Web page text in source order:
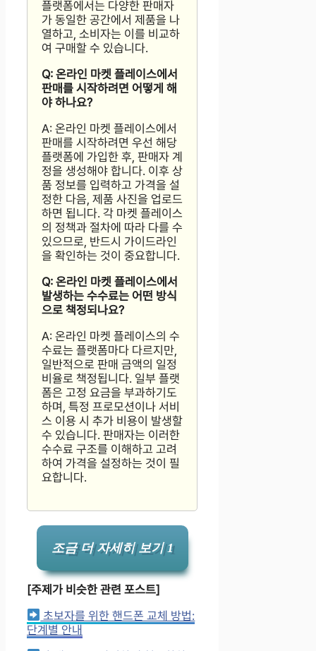
플랫폼에서는 다양한 판매자
가 동일한 공간에서 제품을 나
열하고, 소비자는 이를 비교하
여 구매할 수 있습니다.
Q: 온라인 마켓 플레이스에서
판매를 시작하려면 어떻게 해
야 하나요?
A: 온라인 마켓 플레이스에서
판매를 시작하려면 우선 해당
플랫폼에 가입한 후, 판매자 계
정을 생성해야 합니다. 이후 상
품 정보를 입력하고 가격을 설
정한 다음, 제품 사진을 업로드
하면 됩니다. 각 마켓 플레이스
의 정책과 절차에 따라 다를 수
있으므로, 반드시 가이드라인
을 확인하는 것이 중요합니다.
Q: 온라인 마켓 플레이스에서
발생하는 수수료는 어떤 방식
으로 책정되나요?
A: 온라인 마켓 플레이스의 수
수료는 플랫폼마다 다르지만,
일반적으로 판매 금액의 일정
비율로 책정됩니다. 일부 플랫
폼은 고정 요금을 부과하기도
하며, 특정 프로모션이나 서비
스 이용 시 추가 비용이 발생할
수 있습니다. 판매자는 이러한
수수료 구조를 이해하고 고려
하여 가격을 설정하는 것이 필
요합니다.
조금 더 자세히 보기 1
[주제가 비슷한 관련 포스트]
초보자를 위한 핸드폰 교체 방법:
단계별 안내